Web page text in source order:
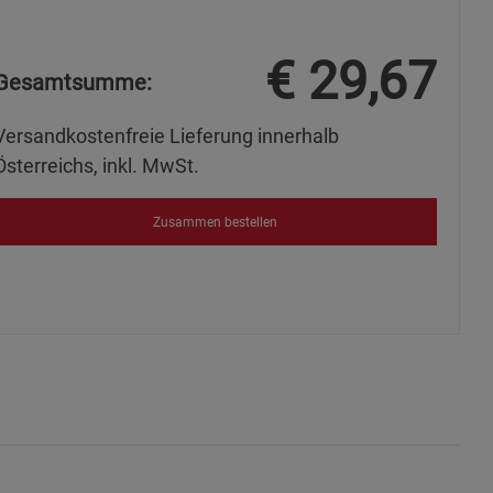
€ 29,67
Lieferung innerhalb
inkl. MwSt.
Zusammen bestellen